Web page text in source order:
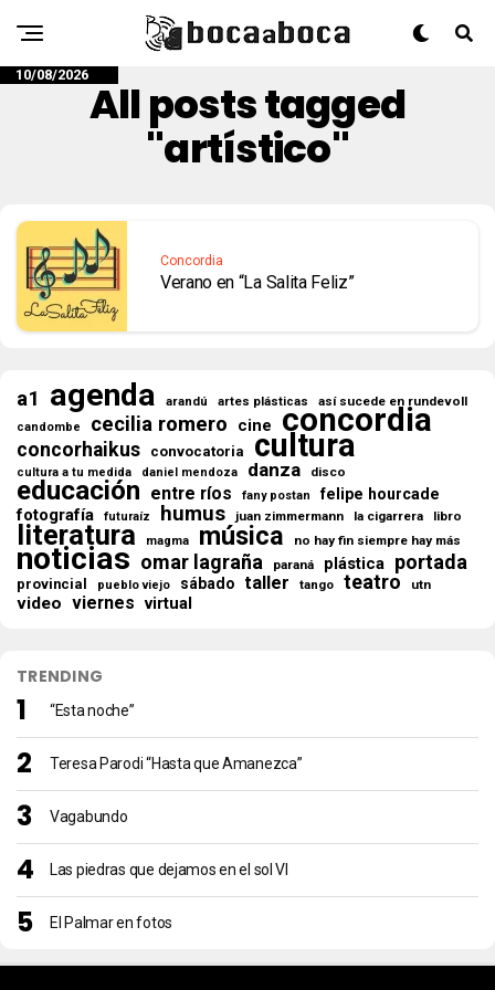
10/08/2026
All posts tagged
"artístico"
Concordia
Verano en “La Salita Feliz”
a1 agenda arandú artes plásticas así sucede en rundevoll
candombe cecilia romero cine concordia
concorhaikus convocatoria cultura
cultura a tu medida daniel mendoza danza disco
educación entre ríos fany postan felipe hourcade
fotografía futuraíz humus juan zimmermann la cigarrera libro
literatura magma música no hay fin siempre hay más
noticias omar lagraña paraná plástica portada
provincial pueblo viejo sábado taller tango teatro utn
video viernes virtual
TRENDING
“Esta noche”
Teresa Parodi “Hasta que Amanezca”
Vagabundo
Las piedras que dejamos en el sol VI
El Palmar en fotos